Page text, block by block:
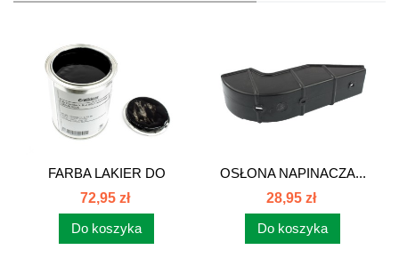
FARBA LAKIER DO
CIĄGNIKA...
72,95 zł
Do koszyka
OSŁONA NAPINACZA...
28,95 zł
Do koszyka